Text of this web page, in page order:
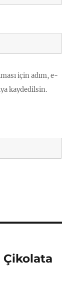
için adım, e-
kaydedilsin.
Çikolata